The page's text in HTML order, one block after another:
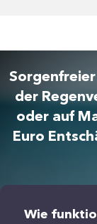
der
oder auf
Euro
Wie